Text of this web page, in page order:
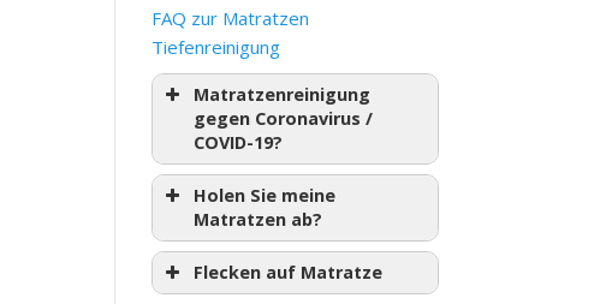
FAQ zur Matratzen
Tiefenreinigung
Matratzenreinigung
gegen Coronavirus /
COVID-19?
Holen Sie meine
Matratzen ab?
Flecken auf Matratze